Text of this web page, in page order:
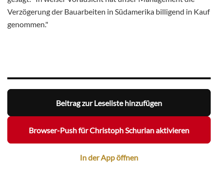
Verzögerung der Bauarbeiten in Südamerika billigend in Kauf
genommen."
Beitrag zur Leseliste hinzufügen
Browser-Push für Christoph Schurian aktivieren
In der App öffnen